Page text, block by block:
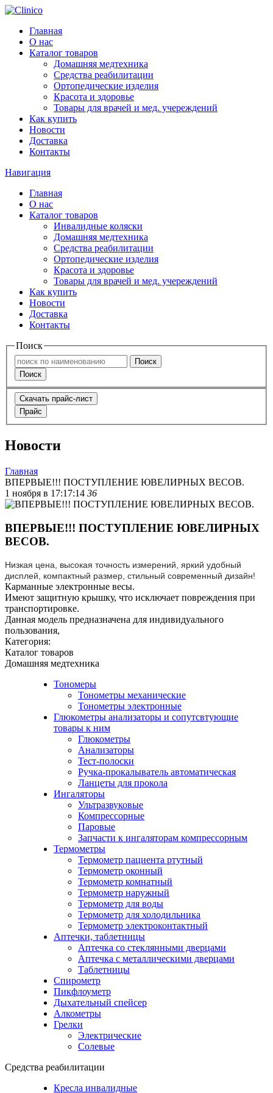
Главная
О нас
Каталог товаров
Домашняя медтехника
Средства реабилитации
Ортопедические изделия
Красота и здоровье
Товары для врачей и мед. учереждений
Как купить
Новости
Доставка
Контакты
Навигация
Главная
О нас
Каталог товаров
Инвалидные коляски
Домашняя медтехника
Средства реабилитации
Ортопедические изделия
Красота и здоровье
Товары для врачей и мед. учереждений
Как купить
Новости
Доставка
Контакты
Поиск
Поиск
Поиск
Скачать прайс-лист
Прайс
Новости
Главная
ВПЕРВЫЕ!!! ПОСТУПЛЕНИЕ ЮВЕЛИРНЫХ ВЕСОВ.
1 ноября в 17:17:14 36
ВПЕРВЫЕ!!! ПОСТУПЛЕНИЕ ЮВЕЛИРНЫХ
ВЕСОВ.
Низкая цена, высокая точность измерений, яркий удобный
дисплей, компактный размер, стильный современный дизайн!
Карманные электронные весы.
Имеют защитную крышку, что исключает повреждения при
транспортировке.
Данная модель предназначена для индивидуального
пользования,
Категория:
Каталог товаров
Домашняя медтехника
Тономеры
Тонометры механические
Тонометры электронные
Глюкометры анализаторы и сопутсвтующие
товары к ним
Глюкометры
Анализаторы
Тест-полоски
Ручка-прокалыватель автоматическая
Ланцеты для прокола
Ингаляторы
Ультразвуковые
Компрессорные
Паровые
Запчасти к ингаляторам компрессорным
Термометры
Термометр пациента ртутный
Термометр оконный
Термометр комнатный
Термометр наружный
Термометр для воды
Термометр для холодильника
Термометр электроконтактный
Аптечки, таблетницы
Аптечка со стеклянными дверцами
Аптечка с металлическими дверцами
Таблетницы
Спирометр
Пикфлоуметр
Дыхательный спейсер
Алкометры
Грелки
Электрические
Солевые
Средства реабилитации
Кресла инвалидные